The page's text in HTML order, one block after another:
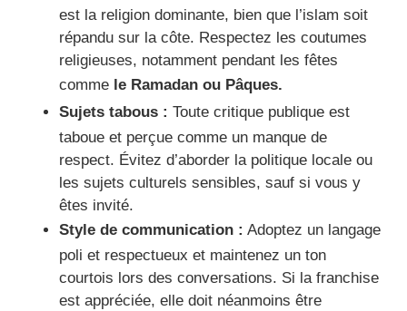
est la religion dominante, bien que l’islam soit
répandu sur la côte. Respectez les coutumes
religieuses, notamment pendant les fêtes
comme le Ramadan ou Pâques.
Sujets tabous : Toute critique publique est
taboue et perçue comme un manque de
respect. Évitez d’aborder la politique locale ou
les sujets culturels sensibles, sauf si vous y
êtes invité.
Style de communication : Adoptez un langage
poli et respectueux et maintenez un ton
courtois lors des conversations. Si la franchise
est appréciée, elle doit néanmoins être